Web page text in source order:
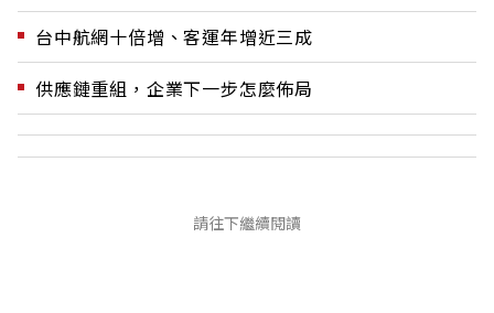
台中航網十倍增、客運年增近三成
供應鏈重組，企業下一步怎麼佈局
請往下繼續閱讀